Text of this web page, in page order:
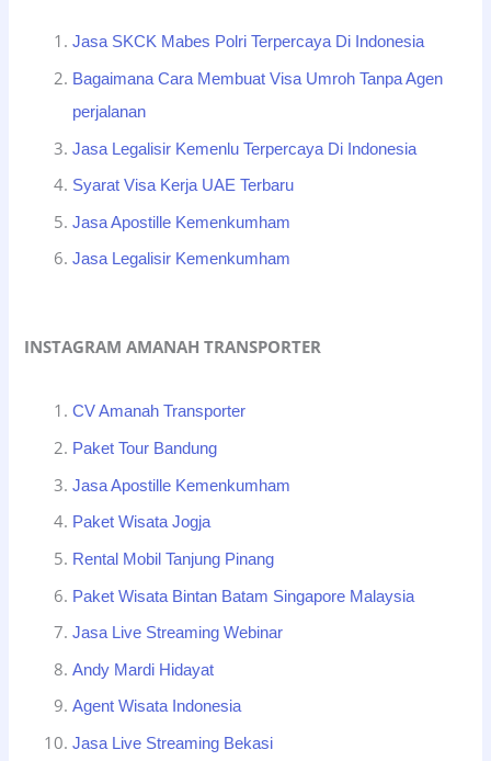
Jasa SKCK Mabes Polri Terpercaya Di Indonesia
Bagaimana Cara Membuat Visa Umroh Tanpa Agen
perjalanan
Jasa Legalisir Kemenlu Terpercaya Di Indonesia
Syarat Visa Kerja UAE Terbaru
Jasa Apostille Kemenkumham
Jasa Legalisir Kemenkumham
INSTAGRAM AMANAH TRANSPORTER
CV Amanah Transporter
Paket Tour Bandung
Jasa Apostille Kemenkumham
Paket Wisata Jogja
Rental Mobil Tanjung Pinang
Paket Wisata Bintan Batam Singapore Malaysia
Jasa Live Streaming Webinar
Andy Mardi Hidayat
Agent Wisata Indonesia
Jasa Live Streaming Bekasi